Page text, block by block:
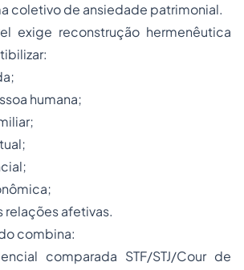
coletivo de ansiedade patrimonial.
exige reconstrução hermenêutica
humana;
relações afetivas.
combina:
comparada STF/STJ/Cour de